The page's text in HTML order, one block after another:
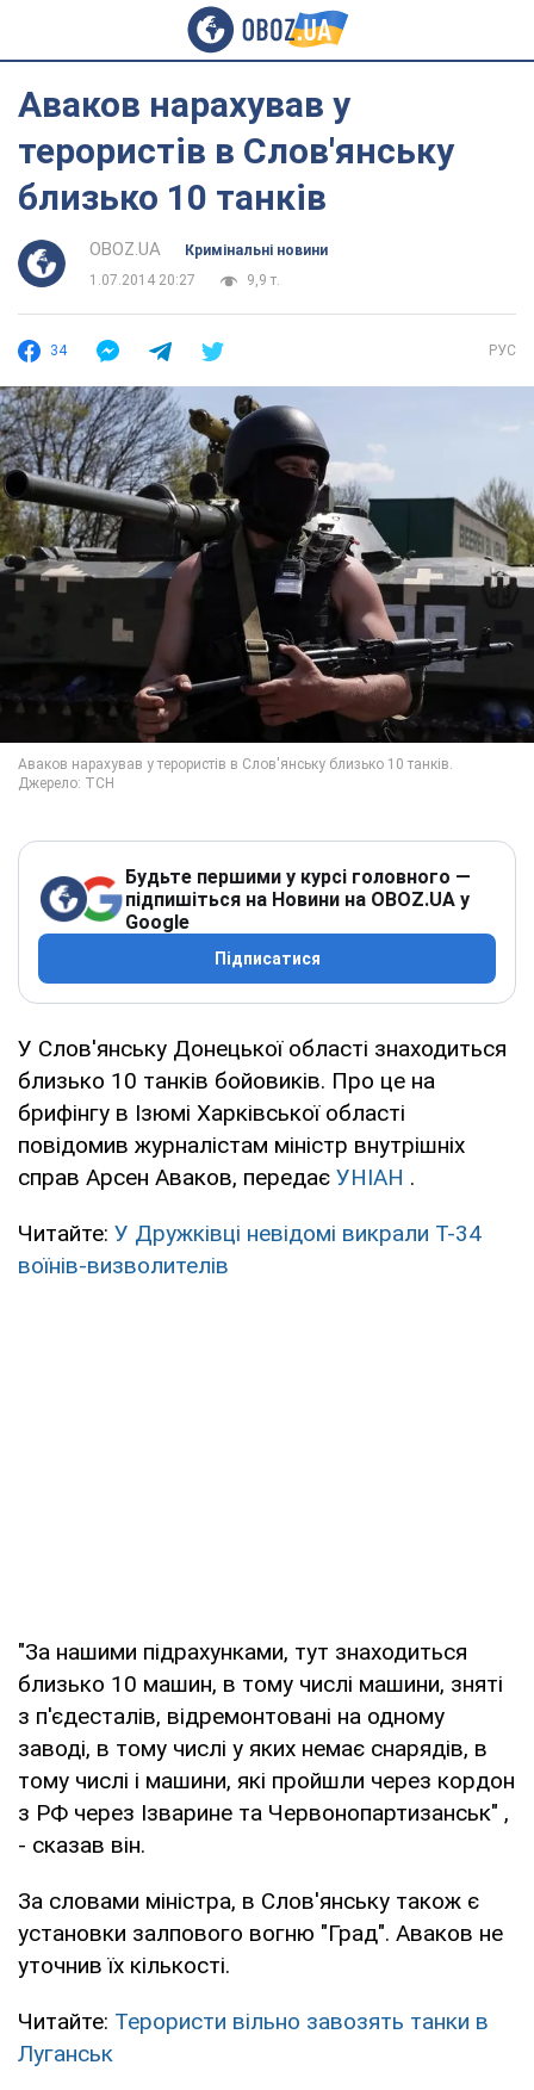
Аваков нарахував у
терористів в Слов'янську
близько 10 танків
OBOZ.UA
Кримінальні новини
1.07.2014 20:27
9,9 т.
34 РУС
Будьте першими у курсі головного —
підпишіться на Новини на OBOZ.UA у
Google
Підписатися
У Слов'янську Донецької області знаходиться
близько 10 танків бойовиків. Про це на
брифінгу в Ізюмі Харківської області
повідомив журналістам міністр внутрішніх
справ Арсен Аваков, передає УНІАН .
Читайте: У Дружківці невідомі викрали Т-34
воїнів-визволителів
"За нашими підрахунками, тут знаходиться
близько 10 машин, в тому числі машини, зняті
з п'єдесталів, відремонтовані на одному
заводі, в тому числі у яких немає снарядів, в
тому числі і машини, які пройшли через кордон
з РФ через Ізварине та Червонопартизанськ" ,
- сказав він.
За словами міністра, в Слов'янську також є
установки залпового вогню "Град". Аваков не
уточнив їх кількості.
Читайте: Терористи вільно завозять танки в
Луганськ